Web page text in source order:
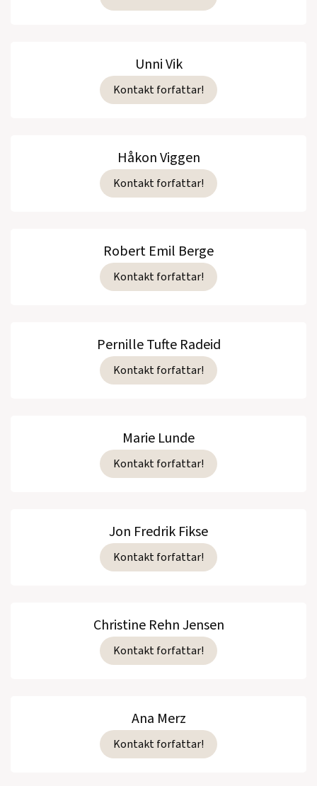
Unni Vik
Kontakt forfattar!
Håkon Viggen
Kontakt forfattar!
Robert Emil Berge
Kontakt forfattar!
Pernille Tufte Radeid
Kontakt forfattar!
Marie Lunde
Kontakt forfattar!
Jon Fredrik Fikse
Kontakt forfattar!
Christine Rehn Jensen
Kontakt forfattar!
Ana Merz
Kontakt forfattar!